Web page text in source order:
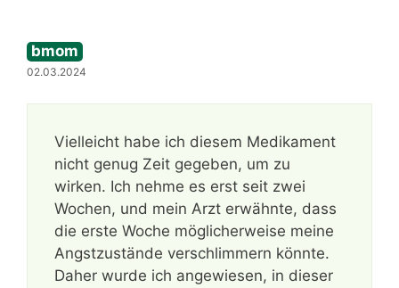
bmom
02.03.2024
Vielleicht habe ich diesem Medikament
nicht genug Zeit gegeben, um zu
wirken. Ich nehme es erst seit zwei
Wochen, und mein Arzt erwähnte, dass
die erste Woche möglicherweise meine
Angstzustände verschlimmern könnte.
Daher wurde ich angewiesen, in dieser